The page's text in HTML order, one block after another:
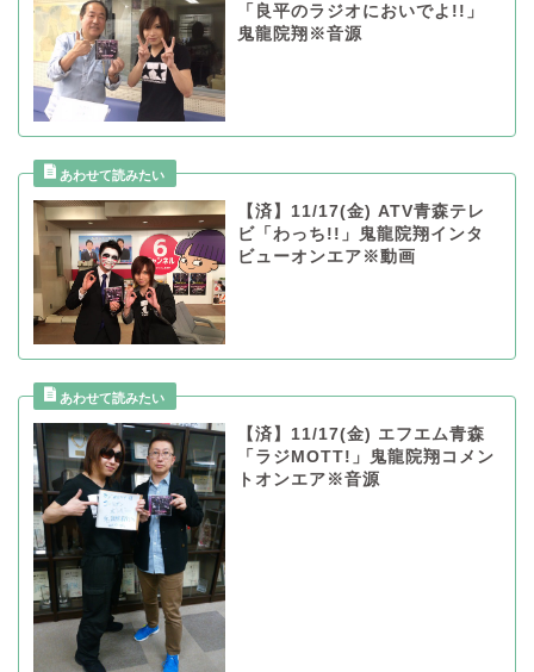
「良平のラジオにおいでよ!!」
鬼龍院翔※音源
【済】11/17(金) ATV青森テレ
ビ「わっち!!」鬼龍院翔インタ
ビューオンエア※動画
【済】11/17(金) エフエム青森
「ラジMOTT!」鬼龍院翔コメン
トオンエア※音源